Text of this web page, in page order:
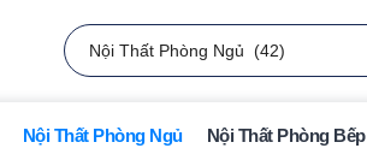
Nội Thất Phòng Ngủ Nội Thất Phòng Bếp